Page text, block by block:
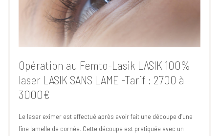
Opération au Femto-Lasik LASIK 100%
laser LASIK SANS LAME -Tarif : 2700 à
3000€
Le laser eximer est effectué après avoir fait une découpe d’une
fine lamelle de cornée. Cette découpe est pratiquée avec un